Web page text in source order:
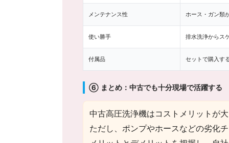
メンテナンス性 ホース・ガン類
使い勝手 排水洗浄からス
付属品 セットで購入す
⑥ まとめ：中古でも十分現場で活躍する
中古高圧洗浄機はコストメリットが
ただし、ポンプやホースなどの劣化